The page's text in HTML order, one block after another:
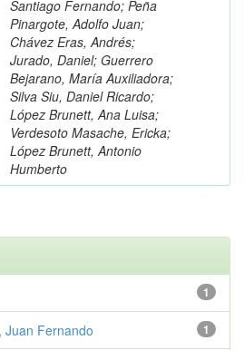
Santiago Fernando; Peña
Pinargote, Adolfo Juan;
Chávez Eras, Andrés;
Jurado, Daniel; Guerrero
Bejarano, María Auxiliadora;
Silva Siu, Daniel Ricardo;
López Brunett, Ana Luisa;
Verdesoto Masache, Ericka;
López Brunett, Antonio
Humberto
1
1
Juan Fernando